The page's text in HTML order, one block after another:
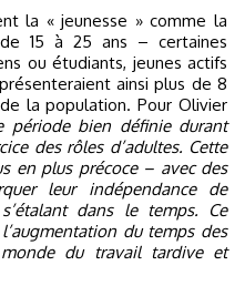
la « jeunesse » comme la
15 à 25 ans – certaines
ou étudiants, jeunes actifs
ainsi plus de 8
la population. Pour Olivier
période bien définie durant
des rôles d’adultes. Cette
en plus précoce – avec des
leur indépendance de
dans le temps. Ce
du temps des
du travail tardive et